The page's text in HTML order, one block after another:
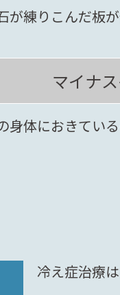
が練りこんだ板
マイナ
身体におきてい
冷え症治療